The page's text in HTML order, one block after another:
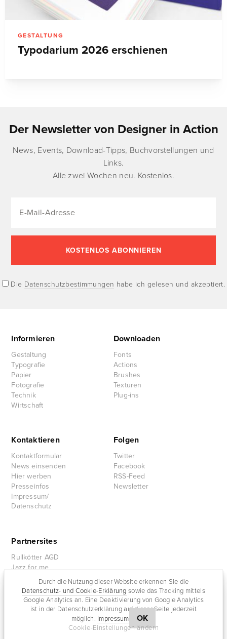
Durch die Nutzung dieser Website erkennen Sie die
Datenschutz- und Cookie-Erklärung sowie das Tracking mittels
Google Analytics an. Eine Deaktivierung von Google Analytics
ist in der Datenschutzerklärung auf dieser Seite jederzeit
möglich. Impressum OK
Cookie-Einstellungen ändern
GESTALTUNG
Typodarium 2026 erschienen
Der Newsletter von Designer in Action
News, Events, Download-Tipps, Buchvorstellungen und
Links.
Alle zwei Wochen neu. Kostenlos.
Die Datenschutzbestimmungen habe ich gelesen und akzeptiert.
Informieren
Gestaltung
Typografie
Papier
Fotografie
Technik
Wirtschaft
Downloaden
Fonts
Actions
Brushes
Texturen
Plug-ins
Kontaktieren
Kontaktformular
News einsenden
Hier werben
Presseinfos
Impressum/
Datenschutz
Folgen
Twitter
Facebook
RSS-Feed
Newsletter
Partnersites
Rullkötter AGD
Jazz for me